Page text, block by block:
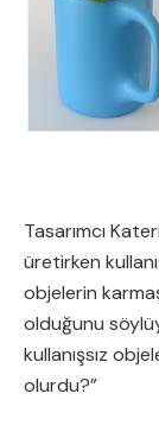
Tasarımcı
üretirken
objelerin
olduğunu
kullanışsız
olurdu?”